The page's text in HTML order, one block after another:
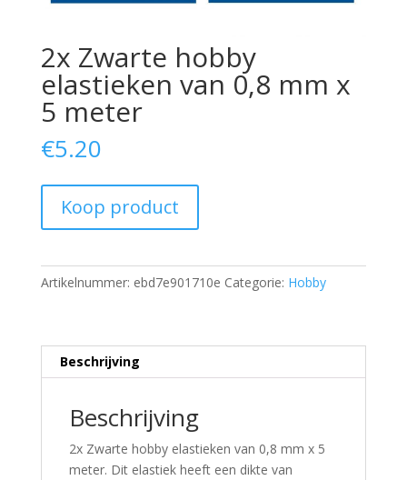
2x Zwarte hobby
elastieken van 0,8 mm x
5 meter
€5.20
Koop product
Artikelnummer: ebd7e901710e Categorie: Hobby
Beschrijving
Beschrijving
2x Zwarte hobby elastieken van 0,8 mm x 5
meter. Dit elastiek heeft een dikte van